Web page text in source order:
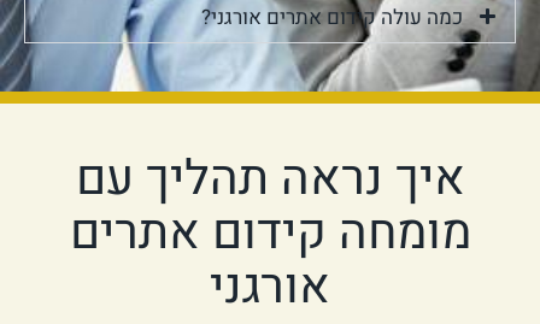
כמה עולה קידום אתרים אורגני?
איך נראה תהליך עם
מומחה קידום אתרים
אורגני